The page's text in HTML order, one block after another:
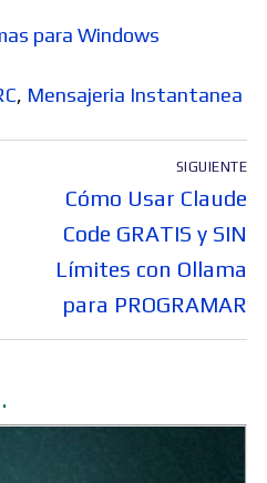
para Windows
, Mensajeria Instantanea
SIGUIENTE
Entrada
siguiente:
Cómo Usar Claude
Code GRATIS y SIN
Límites con Ollama
para PROGRAMAR